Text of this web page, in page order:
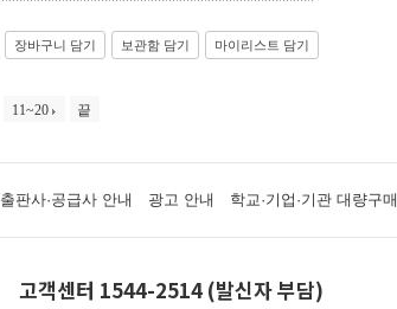
장바구니 담기 보관함 담기 마이리스트 담기
11~20 끝
출판사·공급사 안내 광고 안내 학교·기업·기관 대량구매
고객센터 1544-2514 (발신자 부담)